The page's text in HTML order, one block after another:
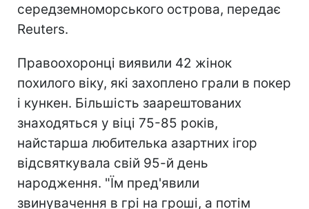
середземноморського острова, передає
Reuters.
Правоохоронці виявили 42 жінок
похилого віку, які захоплено грали в покер
і кункен. Більшість заарештованих
знаходяться у віці 75-85 років,
найстарша любителька азартних ігор
відсвяткувала свій 95-й день
народження. "Їм пред'явили
звинувачення в грі на гроші, а потім